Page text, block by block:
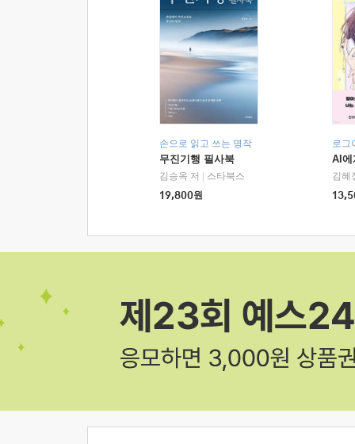
손으로 읽고 쓰는 명작
무진기행 필사북
김승옥 저
스타북스
19,800원
로그
AI에
김혜